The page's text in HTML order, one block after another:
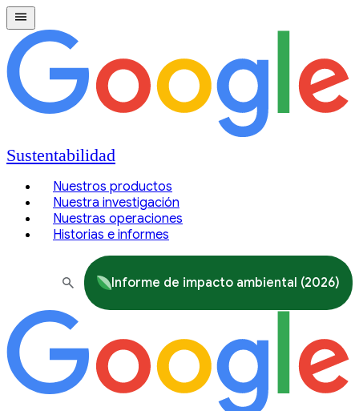
Sustentabilidad
Nuestros productos
Nuestra investigación
Nuestras operaciones
Historias e informes
Informe de impacto ambiental (2026)